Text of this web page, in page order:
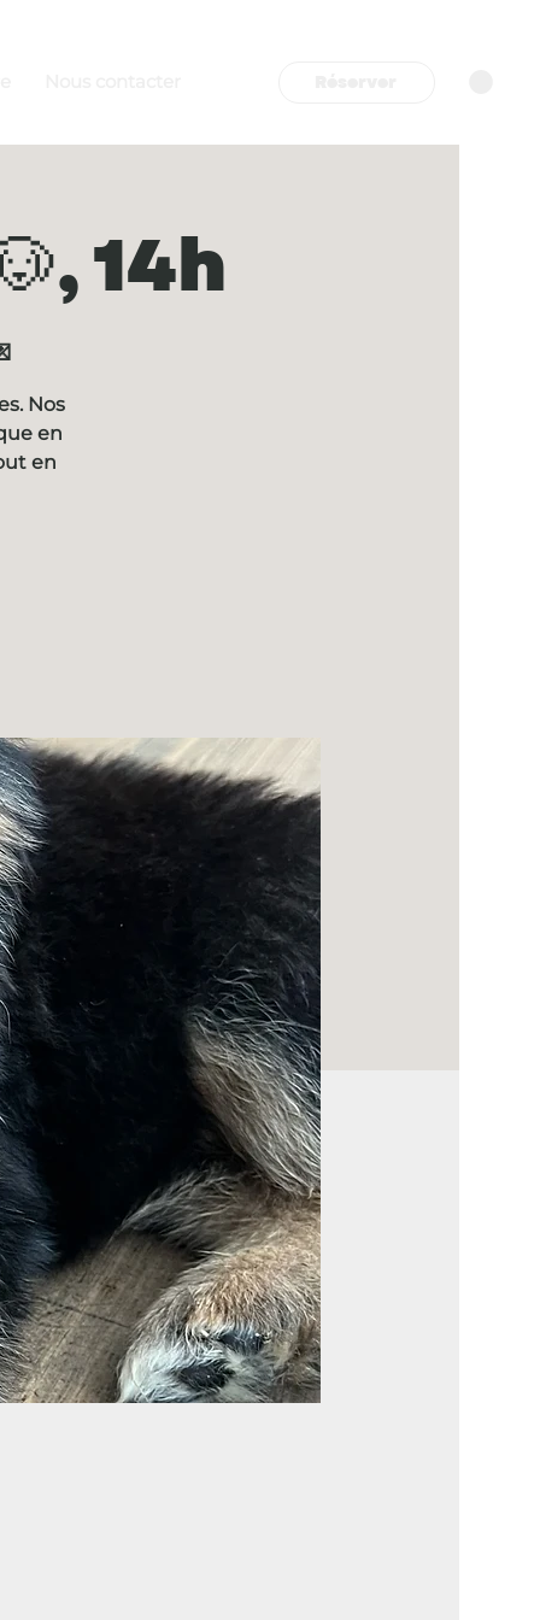
14h
Nos
en
en